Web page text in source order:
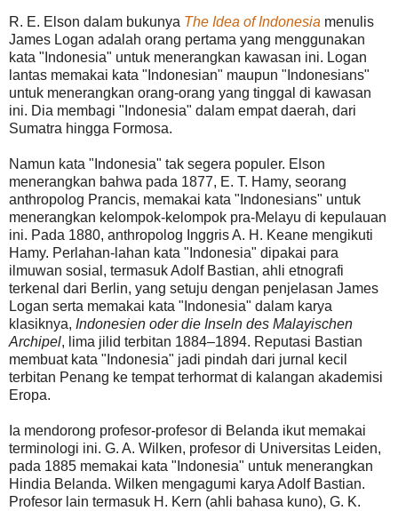
R. E. Elson dalam bukunya The Idea of Indonesia menulis
James Logan adalah orang pertama yang menggunakan
kata "Indonesia" untuk menerangkan kawasan ini. Logan
lantas memakai kata "Indonesian" maupun "Indonesians"
untuk menerangkan orang-orang yang tinggal di kawasan
ini. Dia membagi "Indonesia" dalam empat daerah, dari
Sumatra hingga Formosa.
Namun kata "Indonesia" tak segera populer. Elson
menerangkan bahwa pada 1877, E. T. Hamy, seorang
anthropolog Prancis, memakai kata "Indonesians" untuk
menerangkan kelompok-kelompok pra-Melayu di kepulauan
ini. Pada 1880, anthropolog Inggris A. H. Keane mengikuti
Hamy. Perlahan-lahan kata "Indonesia" dipakai para
ilmuwan sosial, termasuk Adolf Bastian, ahli etnografi
terkenal dari Berlin, yang setuju dengan penjelasan James
Logan serta memakai kata "Indonesia" dalam karya
klasiknya, Indonesien oder die Inseln des Malayischen
Archipel, lima jilid terbitan 1884–1894. Reputasi Bastian
membuat kata "Indonesia" jadi pindah dari jurnal kecil
terbitan Penang ke tempat terhormat di kalangan akademisi
Eropa.
Ia mendorong profesor-profesor di Belanda ikut memakai
terminologi ini. G. A. Wilken, profesor di Universitas Leiden,
pada 1885 memakai kata "Indonesia" untuk menerangkan
Hindia Belanda. Wilken mengagumi karya Adolf Bastian.
Profesor lain termasuk H. Kern (ahli bahasa kuno), G. K.